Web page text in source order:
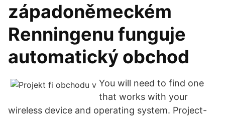
západoněmeckém
Renningenu funguje
automatický obchod
You will need to find one
that works with your
wireless device and operating system. Project-